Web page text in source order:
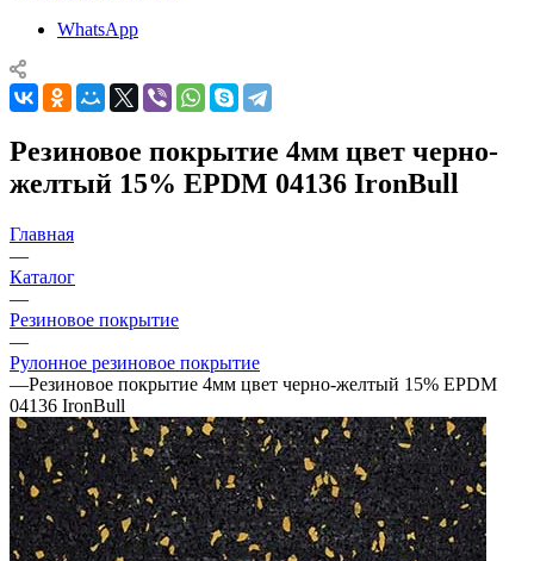
WhatsApp
Резиновое покрытие 4мм цвет черно-
желтый 15% EPDM 04136 IronBull
Главная
—
Каталог
—
Резиновое покрытие
—
Рулонное резиновое покрытие
—Резиновое покрытие 4мм цвет черно-желтый 15% EPDM
04136 IronBull